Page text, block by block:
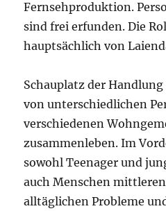
Fernsehproduktion.
sind frei erfunden. Die
hauptsächlich von
Schauplatz der
von unterschiedlichen
verschiedenen
zusammenleben. Im
sowohl Teenager und
auch Menschen
alltäglichen Probleme